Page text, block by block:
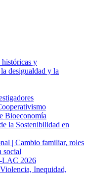
y
desigualdad y la
Bioeconomía
la Sostenibilidad en
| Cambio familiar, roles
social
LAC 2026
Inequidad,